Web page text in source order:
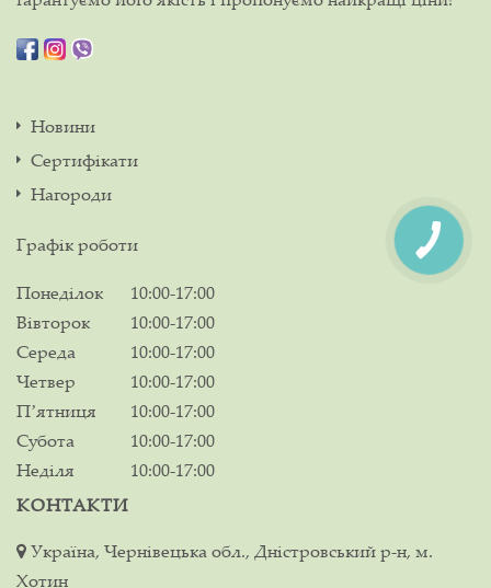
Новини
Сертифікати
Нагороди
Графік роботи
Понеділок
10:00-17:00
Вівторок
10:00-17:00
Середа
10:00-17:00
Четвер
10:00-17:00
Пʼятниця
10:00-17:00
Субота
10:00-17:00
Неділя
10:00-17:00
КОНТАКТИ
Україна, Чернівецька обл., Дністровський р-н, м.
Хотин